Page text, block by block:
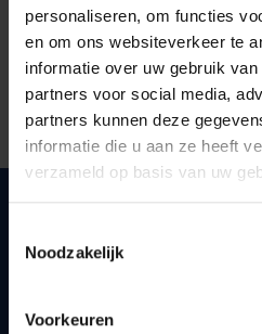
personaliseren, om functies
en om ons websiteverkeer te
informatie over uw gebruik
partners voor social media,
partners kunnen deze
informatie die u aan ze heeft
verzameld op basis van uw
Noodzakelijk
Voorkeuren
Snel naar